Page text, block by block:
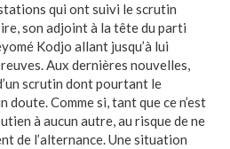
qui ont suivi le scrutin
son adjoint à la tête du parti
Kodjo allant jusqu’à lui
Aux dernières nouvelles,
scrutin dont pourtant le
Comme si, tant que ce n’est
à aucun autre, au risque de ne
de l’alternance. Une situation